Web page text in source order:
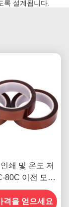
록 설계됩니다.
쇄 및 온도 저
80C 이전 모델
드 결제 방법
격을 얻으세요